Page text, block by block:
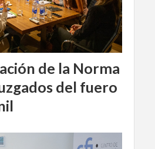
de la Norma
del fuero